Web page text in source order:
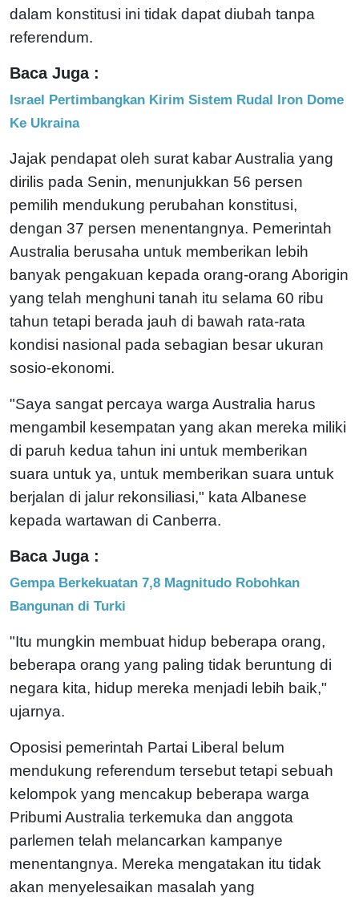
dalam konstitusi ini tidak dapat diubah tanpa
referendum.
Baca Juga :
Israel Pertimbangkan Kirim Sistem Rudal Iron Dome
Ke Ukraina
Jajak pendapat oleh surat kabar Australia yang
dirilis pada Senin, menunjukkan 56 persen
pemilih mendukung perubahan konstitusi,
dengan 37 persen menentangnya. Pemerintah
Australia berusaha untuk memberikan lebih
banyak pengakuan kepada orang-orang Aborigin
yang telah menghuni tanah itu selama 60 ribu
tahun tetapi berada jauh di bawah rata-rata
kondisi nasional pada sebagian besar ukuran
sosio-ekonomi.
"Saya sangat percaya warga Australia harus
mengambil kesempatan yang akan mereka miliki
di paruh kedua tahun ini untuk memberikan
suara untuk ya, untuk memberikan suara untuk
berjalan di jalur rekonsiliasi," kata Albanese
kepada wartawan di Canberra.
Baca Juga :
Gempa Berkekuatan 7,8 Magnitudo Robohkan
Bangunan di Turki
"Itu mungkin membuat hidup beberapa orang,
beberapa orang yang paling tidak beruntung di
negara kita, hidup mereka menjadi lebih baik,"
ujarnya.
Oposisi pemerintah Partai Liberal belum
mendukung referendum tersebut tetapi sebuah
kelompok yang mencakup beberapa warga
Pribumi Australia terkemuka dan anggota
parlemen telah melancarkan kampanye
menentangnya. Mereka mengatakan itu tidak
akan menyelesaikan masalah yang